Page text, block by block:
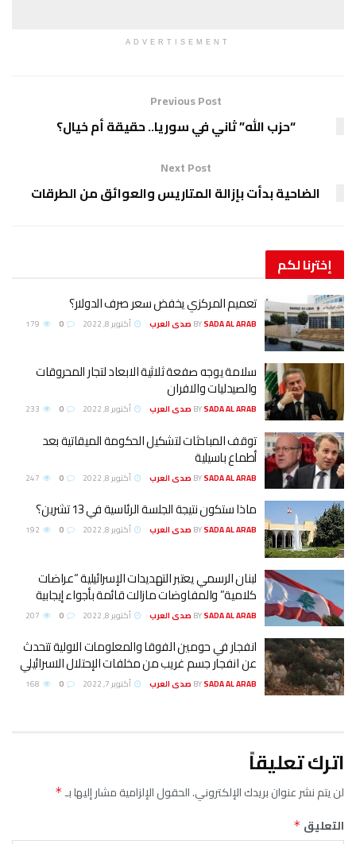
ADVERTISEMENT
Previous Post
“حزب الله” ثاني في سوريا.. حقيقة أم خيال؟
Next Post
الضاحية بدأت بإزالة المتاريس والعوائق من الطرقات
إخترنالكم
تعميم المركزي يخفض سعر صرف الدولار؟
BYSADA AL ARAB صدى العرب أكتوبر 8, 2022
سلامة يوجه صفعة ثلاثية الابعاد لتجار المحروقات
والصيدليات والافران
BYSADA AL ARAB صدى العرب أكتوبر 8, 2022
توقف المباحثات لتشكيل الحكومة الميقاتية بعد
أطماع باسيلية
BYSADA AL ARAB صدى العرب أكتوبر 8, 2022
ماذا ستكون نتيجة الجلسة الرئاسية في 13 تشرين؟
BYSADA AL ARAB صدى العرب أكتوبر 8, 2022
لبنان الرسمي يعتبر التهديدات الإسرائيلية “عراضات
كلامية” والمفاوضات مازالت قائمة بأجواء إيجابية
BYSADA AL ARAB صدى العرب أكتوبر 8, 2022
انفجار في حومين الفوقا والمعلومات الاولية تتحدث
عن انفجار جسم غريب من مخلفات الإحتلال الاسرائيلي
BYSADA AL ARAB صدى العرب أكتوبر 7, 2022
اترك تعليقاً
لن يتم نشر عنوان بريدك الإلكتروني.الحقول الإلزامية مشار إليها بـ*
التعليق *